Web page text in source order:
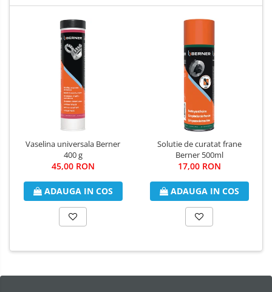
Vaselina universala Berner
400 g
45,00 RON
ADAUGA IN COS
Solutie de curatat frane
Berner 500ml
17,00 RON
ADAUGA IN COS